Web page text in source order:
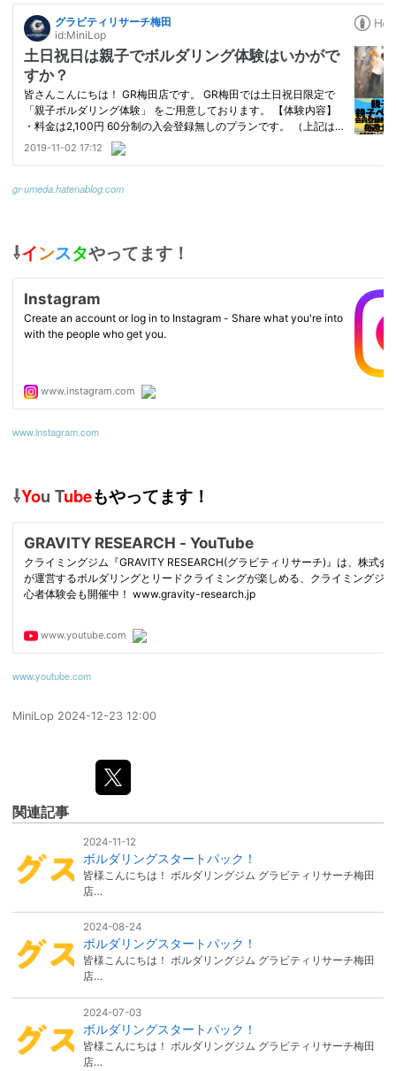
gr-umeda.hatenablog.com
⇩インスタやってます！
www.instagram.com
⇩You Tubeもやってます！
www.youtube.com
MiniLop 2024-12-23 12:00
関連記事
2024-11-12
ボルダリングスタートパック！
皆様こんにちは！ ボルダリングジム グラビティリサーチ梅田
店…
2024-08-24
ボルダリングスタートパック！
皆様こんにちは！ ボルダリングジム グラビティリサーチ梅田
店…
2024-07-03
ボルダリングスタートパック！
皆様こんにちは！ ボルダリングジム グラビティリサーチ梅田
店…